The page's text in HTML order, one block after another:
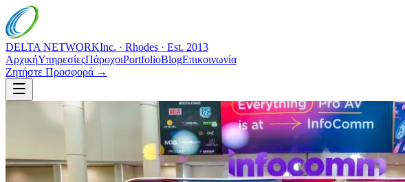
DELTA NETWORKInc. · Rhodes · Est. 2013
ΑρχικήΥπηρεσίεςΠάροχοιPortfolioBlogΕπικοινωνία
Ζητήστε Προσφορά →